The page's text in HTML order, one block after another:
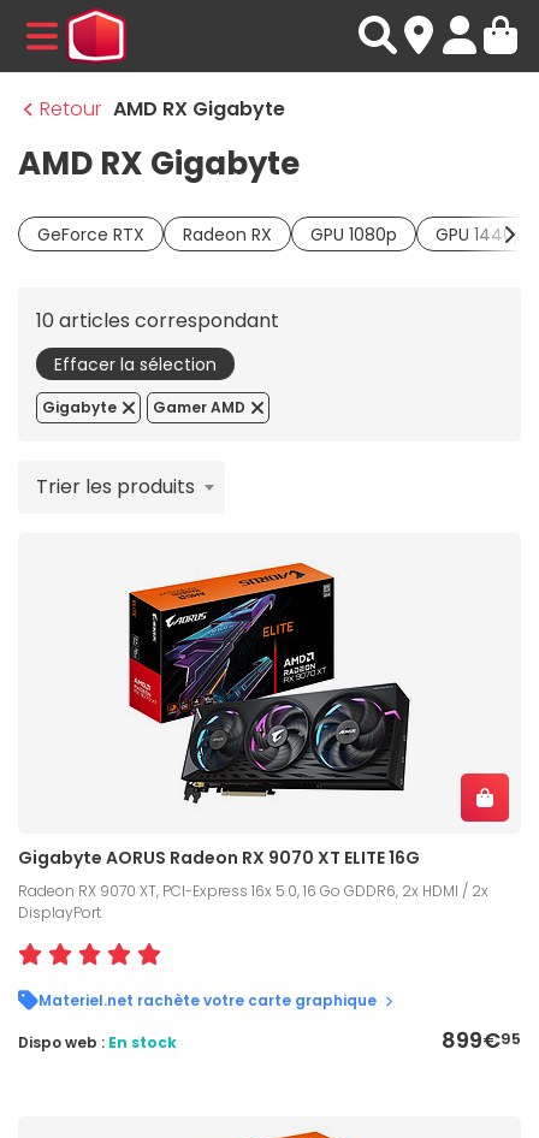
MENU
Retour AMD RX Gigabyte
AMD RX Gigabyte
GeForce RTX Radeon RX GPU 1080p GPU 1440p
10 articles correspondant
Effacer la sélection
Gigabyte Gamer AMD
Trier les produits
Gigabyte AORUS Radeon RX 9070 XT ELITE 16G
Radeon RX 9070 XT, PCI-Express 16x 5.0, 16 Go GDDR6, 2x HDMI / 2x
DisplayPort
Materiel.net rachète votre carte graphique
899€95
Dispo web : En stock